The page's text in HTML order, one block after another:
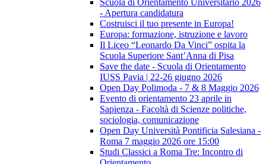
Scuola di Orientamento Universitario 2026
- Apertura candidatura
Costruisci il tuo presente in Europa!
Europa: formazione, istruzione e lavoro
Il Liceo “Leonardo Da Vinci” ospita la
Scuola Superiore Sant’Anna di Pisa
Save the date - Scuola di Orientamento
IUSS Pavia | 22-26 giugno 2026
Open Day Polimoda - 7 & 8 Maggio 2026
Evento di orientamento 23 aprile in
Sapienza - Facoltà di Scienze politiche,
sociologia, comunicazione
Open Day Università Pontificia Salesiana -
Roma 7 maggio 2026 ore 15:00
Studi Classici a Roma Tre: Incontro di